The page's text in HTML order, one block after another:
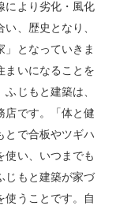
により劣化・風化
、歴史となり、
」となっていきま
まいになることを
じもと建築は、
店です。「体と健
とで合板やツギハ
使い、いつまでも
じもと建築が家づ
使うことです。自